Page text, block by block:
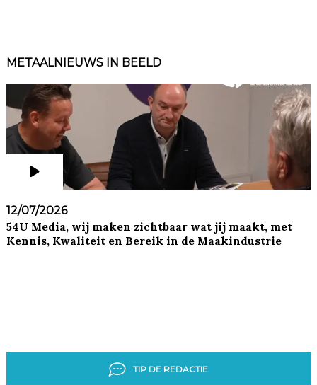
METAALNIEUWS IN BEELD
12/07/2026
54U Media, wij maken zichtbaar wat jij maakt, met
Kennis, Kwaliteit en Bereik in de Maakindustrie
TIP DE REDACTIE